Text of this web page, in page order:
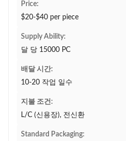
Price:
$20-$40 per piece
Supply Ability:
달 당 15000 PC
배달 시간:
10-20 작업 일수
지불 조건:
L/C (신용장), 전신환
Standard Packaging: